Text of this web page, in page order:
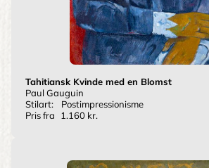
Tahitiansk Kvinde med en Blomst
Paul Gauguin
Stilart:
Postimpressionisme
Pris fra
1.160 kr.